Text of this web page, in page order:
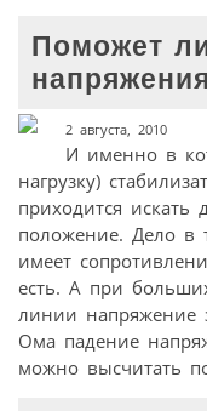
Поможет
2 августа, 2010
И именно в
нагрузку)
приходится искать
положение. Дело в
имеет
есть. А при
линии напряжение
Ома падение
можно высчитать